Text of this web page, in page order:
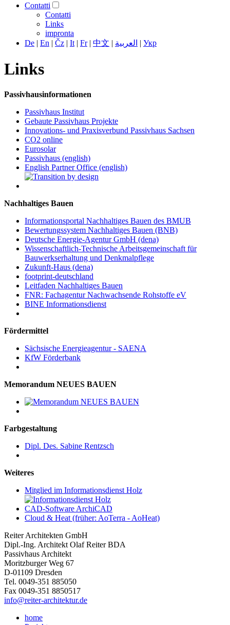
Contatti
Contatti
Links
impronta
De | En | Čz | It | Fr| 中文 | العربية | Укр
Links
Passivhausinformationen
Passivhaus Institut
Gebaute Passivhaus Projekte
Innovations- und Praxisverbund Passivhaus Sachsen
CO2 online
Eurosolar
Passivhaus (english)
English Partner Office (english)
Nachhaltiges Bauen
Informationsportal Nachhaltiges Bauen des BMUB
Bewertungssystem Nachhaltiges Bauen (BNB)
Deutsche Energie-Agentur GmbH (dena)
Wissenschaftlich-Technische Arbeitsgemeinschaft für
Bauwerkserhaltung und Denkmalpflege
Zukunft-Haus (dena)
footprint-deutschland
Leitfaden Nachhaltiges Bauen
FNR: Fachagentur Nachwachsende Rohstoffe eV
BINE Informationsdienst
Fördermittel
Sächsische Energieagentur - SAENA
KfW Förderbank
Memorandum NEUES BAUEN
Farbgestaltung
Dipl. Des. Sabine Rentzsch
Weiteres
Mitglied im Informationsdienst Holz
CAD-Software ArchiCAD
Cloud & Heat (früher: AoTerra - AoHeat)
Reiter Architekten GmbH
Dipl.-Ing. Architekt Olaf Reiter BDA
Passivhaus Architekt
Moritzburger Weg 67
D-01109 Dresden
Tel. 0049-351 885050
Fax 0049-351 8850517
info@reiter-architektur.de
home